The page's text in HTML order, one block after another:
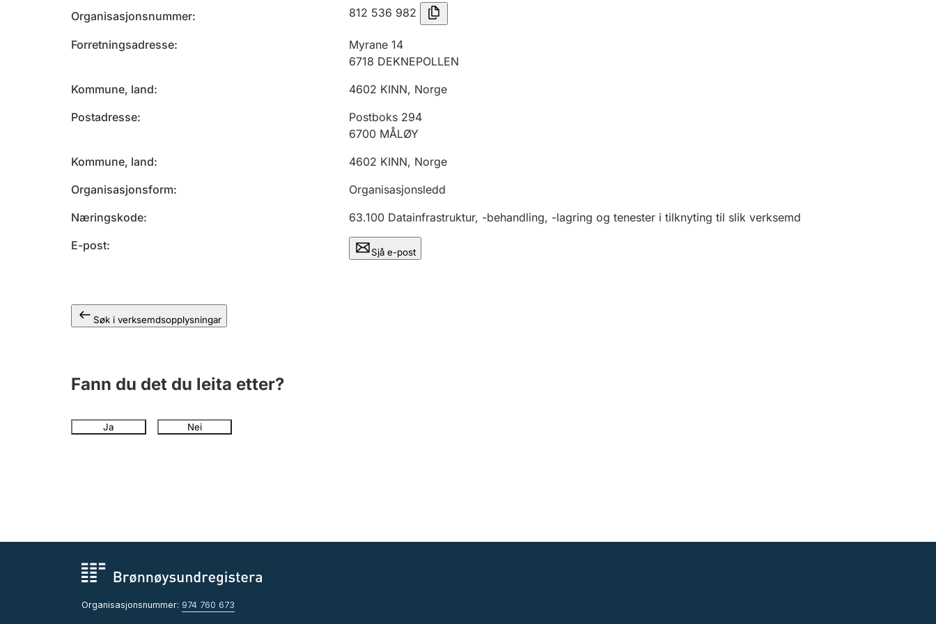
Organisasjonsnummer 812 536 982
Forretningsadresse
Myrane 14
6718 DEKNEPOLLEN
Kommune, land
4602 KINN, Norge
Postadresse
Postboks 294
6700 MÅLØY
Kommune, land
4602 KINN, Norge
Organisasjonsform
Organisasjonsledd
Næringskode
63.100 Datainfrastruktur, -behandling, -lagring og tenester i tilknyting til slik verksemd
E-post
Sjå e-post
Søk i verksemdsopplysningar
Fann du det du leita etter?
Ja Nei
Organisasjonsnummer: 974 760 673